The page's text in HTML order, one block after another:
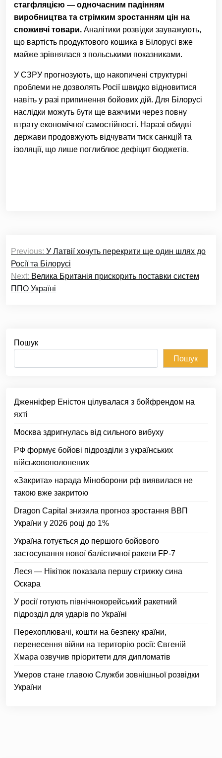
стагфляцією — одночасним падінням
виробництва та стрімким зростанням цін на
споживчі товари. Аналітики розвідки зауважують,
що вартість продуктового кошика в Білорусі вже
майже зрівнялася з польськими показниками.
У СЗРУ прогнозують, що накопичені структурні
проблеми не дозволять Росії швидко відновитися
навіть у разі припинення бойових дій. Для Білорусі
наслідки можуть бути ще важчими через повну
втрату економічної самостійності. Наразі обидві
держави продовжують відчувати тиск санкцій та
ізоляції, що лише поглиблює дефіцит бюджетів.
записів
Previous: У Латвії хочуть перекрити ще один шлях до
Росії та Білорусі
Next: Велика Британія прискорить поставки систем
ППО Україні
Пошук
Пошук
Дженніфер Еністон цілувалася з бойфрендом на
яхті
Москва здригнулась від сильного вибуху
РФ формує бойові підрозділи з українських
військовополонених
«Закрита» нарада Міноборони рф виявилася не
такою вже закритою
Dragon Capital знизила прогноз зростання ВВП
України у 2026 році до 1%
Україна готується до першого бойового
застосування нової балістичної ракети FP-7
Леся — Нікітюк показала першу стрижку сина
Оскара
У росії готують північнокорейський ракетний
підрозділ для ударів по Україні
Перехоплювачі, кошти на безпеку країни,
перенесення війни на територію росії: Євгеній
Хмара озвучив пріоритети для дипломатів
Умеров стане главою Служби зовнішньої розвідки
України